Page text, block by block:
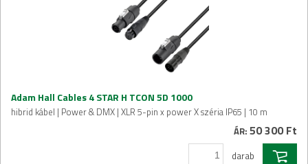
Adam Hall Cables 4 STAR H TCON 5D 1000
hibrid kábel | Power & DMX | XLR 5-pin x power X széria IP65 | 10 m
ÁR: 50 300 Ft
darab